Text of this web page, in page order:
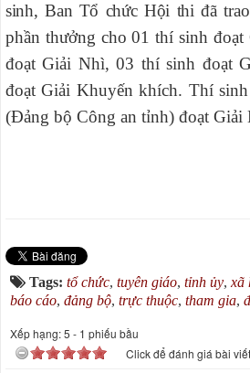
sinh, Ban Tổ chức Hội thi đã
phần thưởng cho 01 thí sinh
đoạt Giải Nhì, 03 thí sinh đoạt
đoạt Giải Khuyến khích. Thí
(Đảng bộ Công an tỉnh) đoạt Giải
Tags: tổ chức, tuyên giáo, tỉnh ủy, xã
báo cáo, đảng bộ, trực thuộc, tham gia,
Xếp hạng:5 - 1 phiếu bầu
Click để đánh giá bài viết